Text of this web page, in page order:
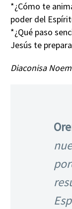
*¿Cómo te
poder del
*¿Qué paso
Jesús te
Diaconisa